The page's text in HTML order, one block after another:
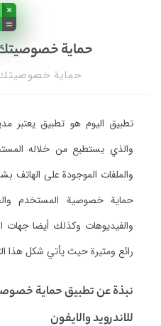
حماية
حماية
تطبيق اليوم هو تطبيق يعتبر
والذي يستطيع من خلاله
والملفات الموجودة على الهاتف
حماية خصوصية المستخدم
والفيديوهات وكذلك أيضا
رائع ومثيرة حيث يأتي شكل هذا
نبذة عن تطبيق حماية
للاندرويد والايفون